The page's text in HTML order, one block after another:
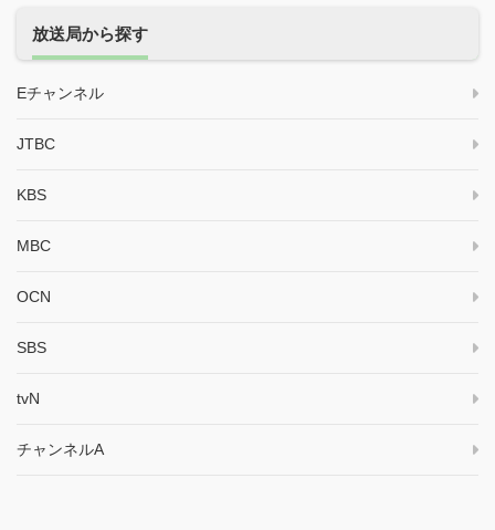
放送局から探す
Eチャンネル
JTBC
KBS
MBC
OCN
SBS
tvN
チャンネルA